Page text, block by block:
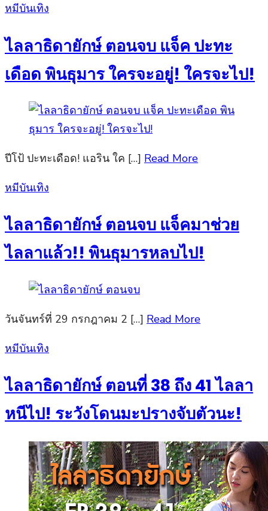
Posted
หมีบันเทิง
ไลลาธิดายักษ์ ตอนจบ แจ็ค ปะทะ
เดือด พินธุมาร ใครจะอยู่! ใครจะไป!
ปีโป้ ปะทะเดือด! แอริน ใค […] Read More
Posted
หมีบันเทิง
ไลลาธิดายักษ์ ตอนจบ แจ็คมาช่วย
ไลลาแล้ว!! พินธุมารหลบไป!
วันจันทร์ที่ 29 กรกฎาคม 2 […] Read More
Posted
หมีบันเทิง
ไลลาธิดายักษ์ ตอนที่ 38 ถึง 41 ไลลา
หนีไป! ระวังโดนมะปรางจับตัวนะ!